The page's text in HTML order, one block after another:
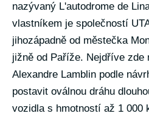
nazývaný L'autodrome de
vlastníkem je společností
jihozápadně od městečka
jižně od Paříže. Nejdříve zde
Alexandre Lamblin podle
postavit oválnou dráhu
vozidla s hmotností až 1 000